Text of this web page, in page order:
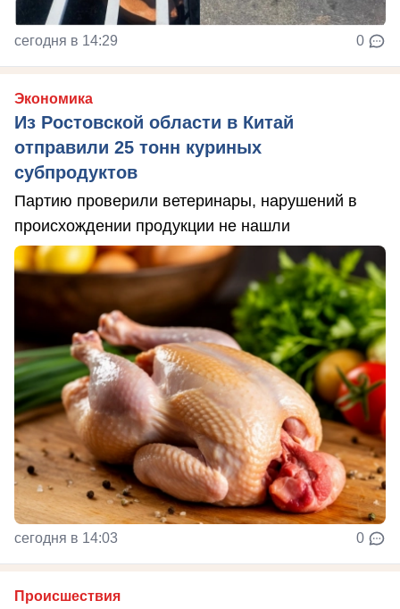
сегодня в 14:29 0
Экономика
Из Ростовской области в Китай
отправили 25 тонн куриных
субпродуктов
Партию проверили ветеринары, нарушений в
происхождении продукции не нашли
сегодня в 14:03 0
Происшествия